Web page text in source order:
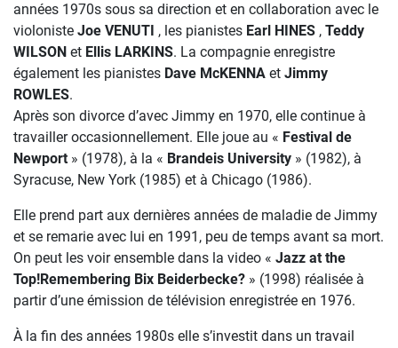
années 1970s sous sa direction et en collaboration avec le
violoniste Joe VENUTI , les pianistes Earl HINES , Teddy
WILSON et Ellis LARKINS. La compagnie enregistre
également les pianistes Dave McKENNA et Jimmy
ROWLES.
Après son divorce d’avec Jimmy en 1970, elle continue à
travailler occasionnellement. Elle joue au « Festival de
Newport » (1978), à la « Brandeis University » (1982), à
Syracuse, New York (1985) et à Chicago (1986).
Elle prend part aux dernières années de maladie de Jimmy
et se remarie avec lui en 1991, peu de temps avant sa mort.
On peut les voir ensemble dans la video « Jazz at the
Top!Remembering Bix Beiderbecke? » (1998) réalisée à
partir d’une émission de télévision enregistrée en 1976.
À la fin des années 1980s elle s’investit dans un travail